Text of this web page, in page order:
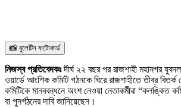
📸 বুলেটিন ফটোকার্ড
নিজস্ব প্রতিবেদকঃদীর্ঘ ২২ বছর পর রাজশাহী মহানগর
ওয়ার্ডে আংশিক কমিটি গঠনকে ঘিরে রাজশাহীতে তীব্র
কমিটিকে মানববন্ধনে অংশ নেওয়া নেতাকর্মীরা “কলঙ্কিত
বা পুনর্গঠনের দাবি জানিয়েছেন।